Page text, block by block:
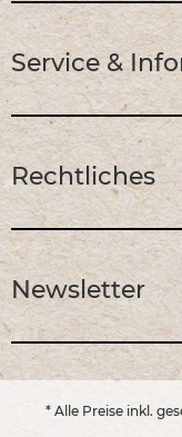
Service &
Rechtliches
Newsletter
* Alle Preise inkl.